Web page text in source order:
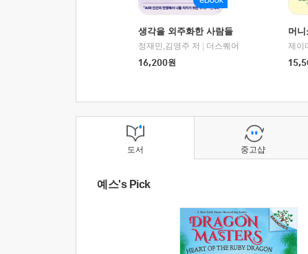
생각을 외주화한 사람들
정재민,김영주 저
더스퀘어
16,200원
머
도서
예스's Pick
중고샵